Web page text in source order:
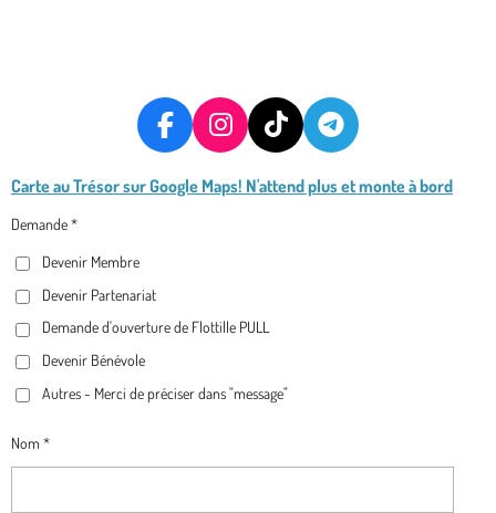
F
C
K
I
S
A
T
K
T
L
Carte au Trésorsur Google Maps! N'attend plus et monte à bord
Demande *
Devenir Membre
Devenir Partenariat
Demande d'ouverture de Flottille PULL
Devenir Bénévole
Autres - Merci de préciser dans "message"
Nom *